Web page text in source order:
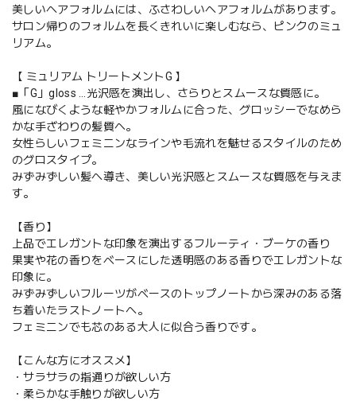
美しいヘアフォルムには、ふさわしいヘアフォルムがあります。
サロン帰りのフォルムを長くきれいに楽しむなら、ピンクのミュ
リアム。
【 ミュリアム トリートメントG 】
■「G」gloss …光沢感を演出し、さらりとスムースな質感に。
風になびくような軽やかフォルムに合った、グロッシーでなめら
かな手ざわりの髪質へ。
女性らしいフェミニンなラインや毛流れを魅せるスタイルのため
のグロスタイプ。
みずみずしい髪へ導き、美しい光沢感とスムースな質感を与えま
す。
【香り】
上品でエレガントな印象を演出するフルーティ・ブーケの香り
果実や花の香りをベースにした透明感のある香りでエレガントな
印象に。
みずみずしいフルーツがベースのトップノートから深みのある落
ち着いたラストノートへ。
フェミニンでも芯のある大人に似合う香りです。
【こんな方にオススメ】
・サラサラの指通りが欲しい方
・柔らかな手触りが欲しい方